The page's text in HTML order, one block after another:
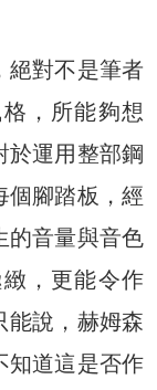
絕對不是筆者
，所能夠想
於運用整部鋼
個腳踏板，經
的音量與音色
，更能令作
能說，赫姆森
知道這是否作